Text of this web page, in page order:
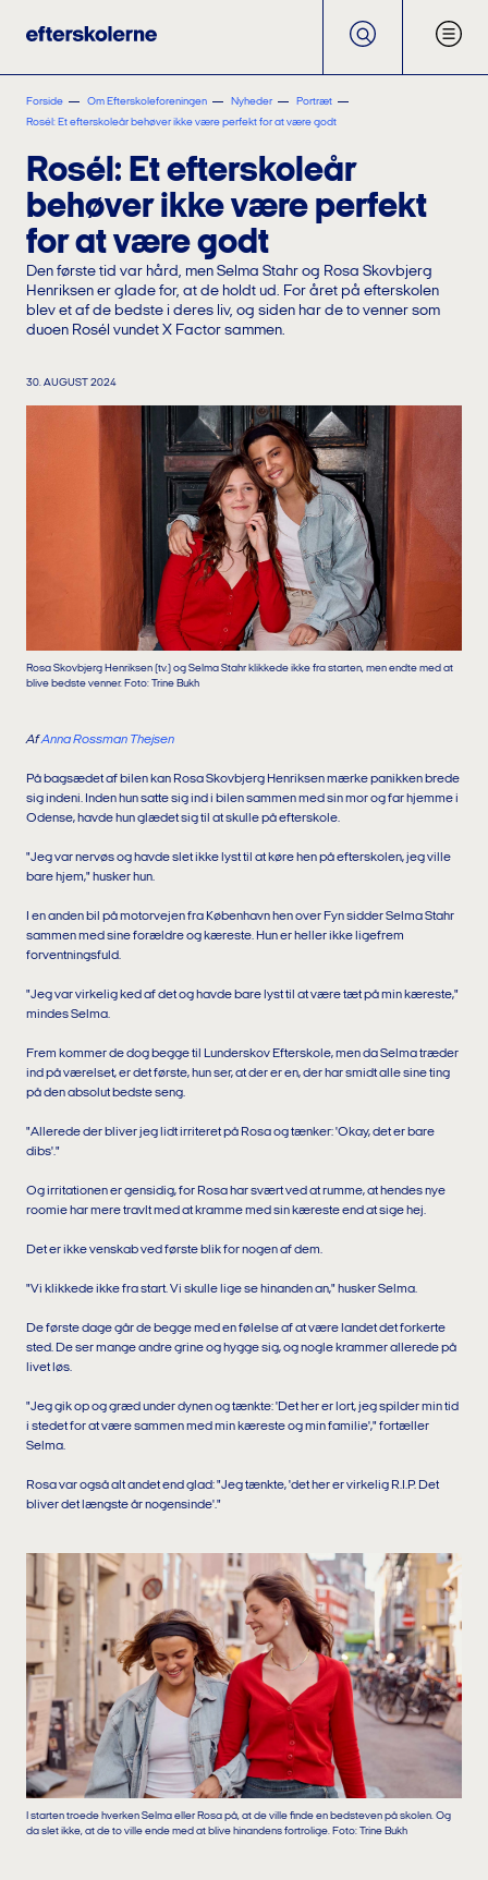
Forside Om Efterskoleforeningen Nyheder
Portræt
Rosél: Et efterskoleår behøver ikke være perfekt for at være godt
Rosél: Et efterskoleår
behøver ikke være perfekt
for at være godt
Den første tid var hård, men Selma Stahr og Rosa Skovbjerg
Henriksen er glade for, at de holdt ud. For året på efterskolen
blev et af de bedste i deres liv, og siden har de to venner som
duoen Rosél vundet X Factor sammen.
30. AUGUST 2024
Rosa Skovbjerg Henriksen (tv.) og Selma Stahr klikkede ikke fra starten, men endte med at
blive bedste venner. Foto: Trine Bukh
AfAnna Rossman Thejsen
På bagsædet af bilen kan Rosa Skovbjerg Henriksen mærke panikken brede
sig indeni. Inden hun satte sig ind i bilen sammen med sin mor og far hjemme i
Odense, havde hun glædet sig til at skulle på efterskole.
"Jeg var nervøs og havde slet ikke lyst til at køre hen på efterskolen, jeg ville
bare hjem," husker hun.
I en anden bil på motorvejen fra København hen over Fyn sidder Selma Stahr
sammen med sine forældre og kæreste. Hun er heller ikke ligefrem
forventningsfuld.
"Jeg var virkelig ked af det og havde bare lyst til at være tæt på min kæreste,"
mindes Selma.
Frem kommer de dog begge til Lunderskov Efterskole, men da Selma træder
ind på værelset, er det første, hun ser, at der er en, der har smidt alle sine ting
på den absolut bedste seng.
"Allerede der bliver jeg lidt irriteret på Rosa og tænker: 'Okay, det er bare
dibs'."
Og irritationen er gensidig, for Rosa har svært ved at rumme, at hendes nye
roomie har mere travlt med at kramme med sin kæreste end at sige hej.
Det er ikke venskab ved første blik for nogen af dem.
"Vi klikkede ikke fra start. Vi skulle lige se hinanden an," husker Selma.
De første dage går de begge med en følelse af at være landet det forkerte
sted. De ser mange andre grine og hygge sig, og nogle krammer allerede på
livet løs.
"Jeg gik op og græd under dynen og tænkte: 'Det her er lort, jeg spilder min tid
i stedet for at være sammen med min kæreste og min familie'," fortæller
Selma.
Rosa var også alt andet end glad: "Jeg tænkte, 'det her er virkelig R.I.P. Det
bliver det længste år nogensinde'."
I starten troede hverken Selma eller Rosa på, at de ville finde en bedsteven på skolen. Og
da slet ikke, at de to ville ende med at blive hinandens fortrolige. Foto: Trine Bukh